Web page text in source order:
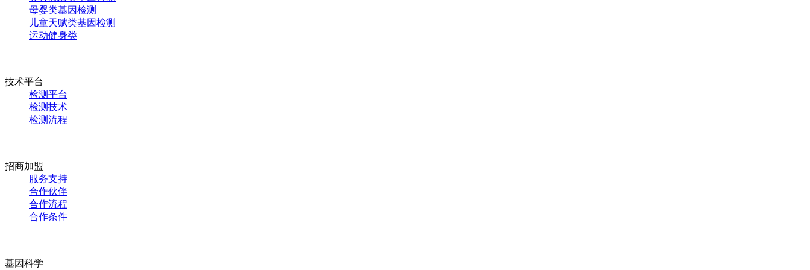
母婴类基因检测
儿童天赋类基因检测
运动健身类
技术平台
检测平台
检测技术
检测流程
招商加盟
服务支持
合作伙伴
合作流程
合作条件
基因科学